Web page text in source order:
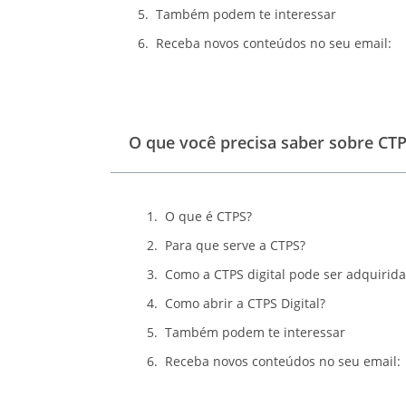
Também podem te interessar
Receba novos conteúdos no seu email:
O que você precisa saber sobre
O que é CTPS?
Para que serve a CTPS?
Como a CTPS digital pode ser
Como abrir a CTPS Digital?
Também podem te interessar
Receba novos conteúdos no seu email: